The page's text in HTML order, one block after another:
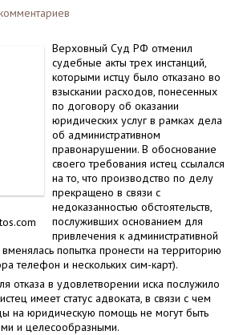
Верховный Суд РФ отменил
судебные акты трех инстанций,
которыми истцу было отказано во
взыскании расходов, понесенных
по договору об оказании
юридических услуг в рамках дела
об административном
правонарушении. В обоснование
своего требования истец ссылался
на то, что производство по делу
прекращено в связи с
недоказанностью обстоятельств,
послуживших основанием для
привлечения к административной
вменялась попытка пронести на территорию
телефон и нескольких сим-карт).
отказа в удовлетворении иска послужило
имеет статус адвоката, в связи с чем
на юридическую помощь не могут быть
и целесообразными.